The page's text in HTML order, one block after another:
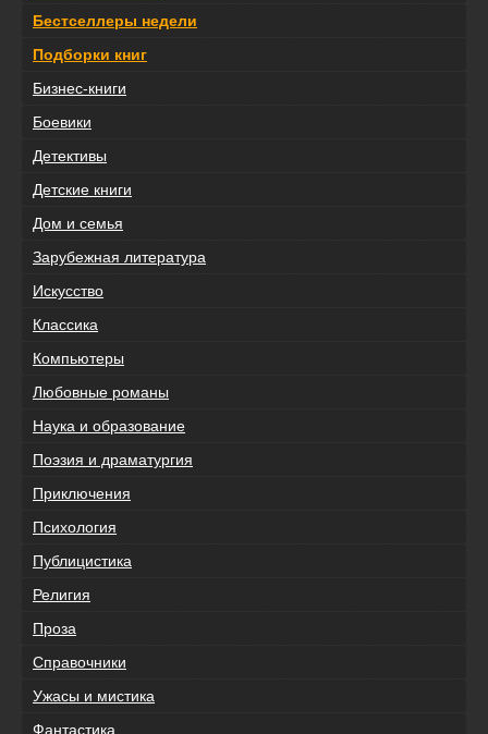
Бестселлеры недели
Подборки книг
Бизнес-книги
Боевики
Детективы
Детские книги
Дом и семья
Зарубежная литература
Искусство
Классика
Компьютеры
Любовные романы
Наука и образование
Поэзия и драматургия
Приключения
Психология
Публицистика
Религия
Проза
Справочники
Ужасы и мистика
Фантастика